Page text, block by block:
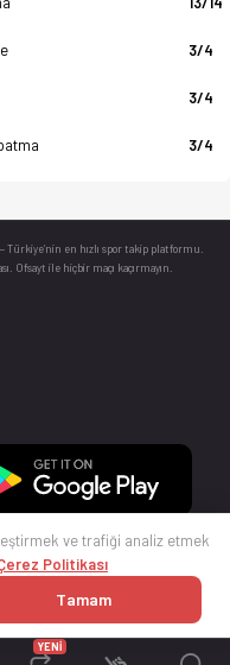
YENİ
3/4
3/4
3/4
en hızlı spor takip platformu.
Ofsayt ile hiçbir maçı kaçırmayın.
ve trafiği analiz etmek
Politikası
Tamam